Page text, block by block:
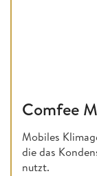
Comfee
Mobiles
die das
nutzt.